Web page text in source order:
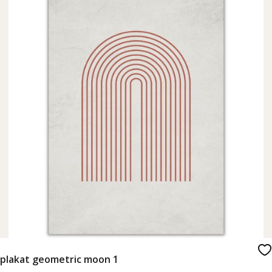
plakat geometric moon 1